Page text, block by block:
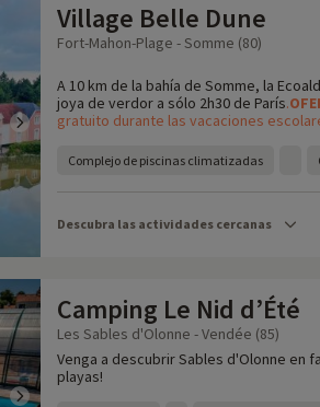
Village Belle Dune
Fort-Mahon-Plage - Somme (80)
A 10 km de la bahía de Somme, la
joya de verdor a sólo 2h30 de París.
gratuito durante las vacaciones
Complejo de piscinas climatizadas
Descubra las actividades cercanas
Camping Le Nid d’Été
Les Sables d'Olonne - Vendée (85)
Venga a descubrir Sables d'Olonne en
playas!